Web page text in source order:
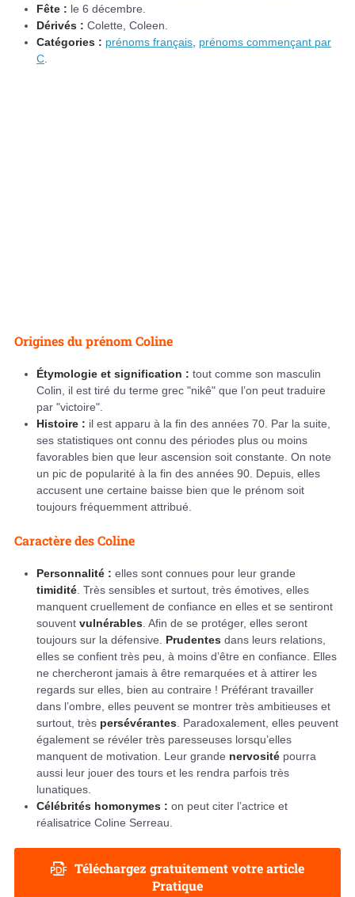
Fête : le 6 décembre.
Dérivés : Colette, Coleen.
Catégories : prénoms français prénoms commençant par
C
Origines du prénom Coline
Étymologie et signification : tout comme son masculin
Colin, il est tiré du terme grec "nikê" que l’on peut traduire
par "victoire".
Histoire : il est apparu à la fin des années 70. Par la suite,
ses statistiques ont connu des périodes plus ou moins
favorables bien que leur ascension soit constante. On note
un pic de popularité à la fin des années 90. Depuis, elles
accusent une certaine baisse bien que le prénom soit
toujours fréquemment attribué.
Caractère des Coline
Personnalité : elles sont connues pour leur grande
timidité . Très sensibles et surtout, très émotives, elles
manquent cruellement de confiance en elles et se sentiront
souvent vulnérables . Afin de se protéger, elles seront
toujours sur la défensive. Prudentes dans leurs relations,
elles se confient très peu, à moins d’être en confiance. Elles
ne chercheront jamais à être remarquées et à attirer les
regards sur elles, bien au contraire ! Préférant travailler
dans l’ombre, elles peuvent se montrer très ambitieuses et
surtout, très persévérantes . Paradoxalement, elles peuvent
également se révéler très paresseuses lorsqu’elles
manquent de motivation. Leur grande nervosité pourra
aussi leur jouer des tours et les rendra parfois très
lunatiques.
Célébrités homonymes : on peut citer l’actrice et
réalisatrice Coline Serreau.
Téléchargez gratuitement votre article
Pratique